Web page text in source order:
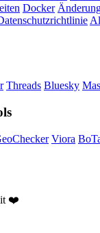
Docker
Threads Bluesky
Viora
❤️